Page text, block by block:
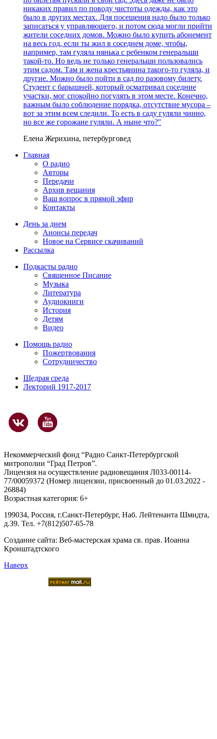
никаких правил по поводу чистоты одежды, как это
было в других местах. Для посещения надо было только
записаться у управляющего, и потом сюда могли прийти
жители соседних домов. Можно было купить абонемент
на весь год, если ты жил в соседнем доме, чтобы,
например, там гуляла нянька с ребенком генеральши
такой-то. Но ведь не только генеральши пользовались
этим садом. Там и жена крестьянина такого-то гуляла, и
другие. Можно было пойти в сад по разовому билету.
Студент с барышней, который осматривал соседние
участки, мог спокойно погулять в этом месте. Конечно,
важным было соблюдение порядка, отсутствие мусора –
вот за этим всем следили. То есть в саду гуляли чинно,
но все же горожане гуляли. А ныне что?"
Елена Жерихина, петербурговед
Главная
О радио
Авторы
Передачи
Архив вещания
Ваш вопрос в прямой эфир
Контакты
День за днем
Анонсы передач
Новое на Сервисе скачиваний
Рассылка
Подкасты радио
Священное Писание
Музыка
Литература
Аудиокниги
История
Детям
Видео
Помощь радио
Пожертвования
Сотрудничество
Щедрая среда
Лекторий 1917-2017
Некоммерческий фонд “Радио Санкт-Петербургской
митрополии “Град Петров”.
Лицензия на осуществление радиовещания Л033-00114-
77/00059372 (Номер лицензии, присвоенный до 01.03.2022 -
26884)
Возрастная категория: 6+
199034, Россия, г.Санкт-Петербург, Наб. Лейтенанта Шмидта,
д.39. Тел. +7(812)507-65-78
Создание сайта: Веб-мастерская храма св. прав. Иоанна
Кронштадтского
Наверх